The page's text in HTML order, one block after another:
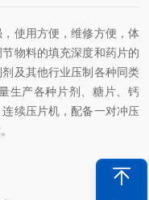
使用方便，维修方便，体
物料的填充深度和药片的
及其他行业压制各种同类
生产各种片剂、糖片、钙
续压片机，配备一对冲压